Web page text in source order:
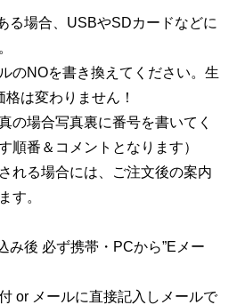
る場合、USBやSDカードなどに
のNOを書き換えてください。生
は変わりません！
の場合写真裏に番号を書いてく
順番＆コメントとなります）
れる場合には、ご注文後の案内
す。
み後 必ず携帯・PCから”Eメー
or メールに直接記入しメールで